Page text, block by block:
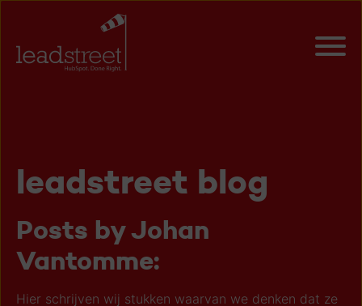
leadstreet blog
Posts by Johan
Vantomme:
Hier schrijven wij stukken waarvan we denken dat ze